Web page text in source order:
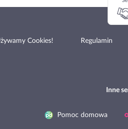
Cookies! Regulamin
Inne
Pomoc domowa